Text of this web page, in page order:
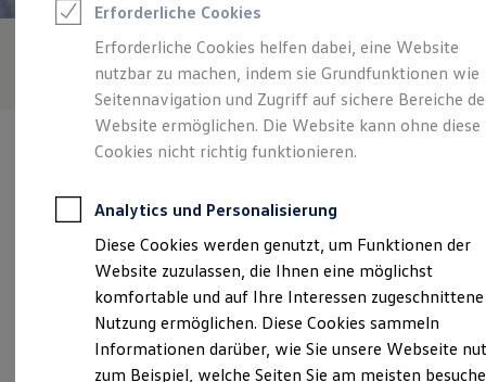
ONE Business ID Vorteile
Fahrzeugsuche & Marktplatz
Fahrzeugsuche
Fahrzeuge online kaufen
Digitaler Marktplatz
Kauf & Finanzierung
Online-Fahrzeugbewertung
Aktionen & Angebote
Für Gewerbekunden
Profi Paket
TopDeal
Gebrauchtwagen
ProfiPartner für Gebrauchtwagen
Zertifizierte Gebrauchtwagen
Finanzierung
Für Privatkunden
Für Gewerbekunden
Verantwortlich für die Inhalte auf dieser Seite ist die G - S
Automobile GmbH (Impressum & Rechtliches)
Erforderliche Cookies
Erforderliche Cookies helfen dabei, eine Website
nutzbar zu machen, indem sie Grundfunktionen wie
Seitennavigation und Zugriff auf sichere Bereiche
Website ermöglichen. Die Website kann ohne diese
Cookies nicht richtig funktionieren.
Analytics und Personalisierung
Diese Cookies werden genutzt, um Funktionen der
Website zuzulassen, die Ihnen eine möglichst
komfortable und auf Ihre Interessen zugeschnittene
Nutzung ermöglichen. Diese Cookies sammeln
Informationen darüber, wie Sie unsere Webseite
zum Beispiel, welche Seiten Sie am meisten